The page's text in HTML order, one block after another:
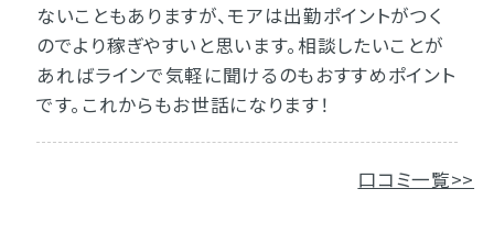
ないこともありますが、モアは出勤ポイントがつく
のでより稼ぎやすいと思います。相談したいことが
あればラインで気軽に聞けるのもおすすめポイント
です。これからもお世話になります！
口コミ一覧>>